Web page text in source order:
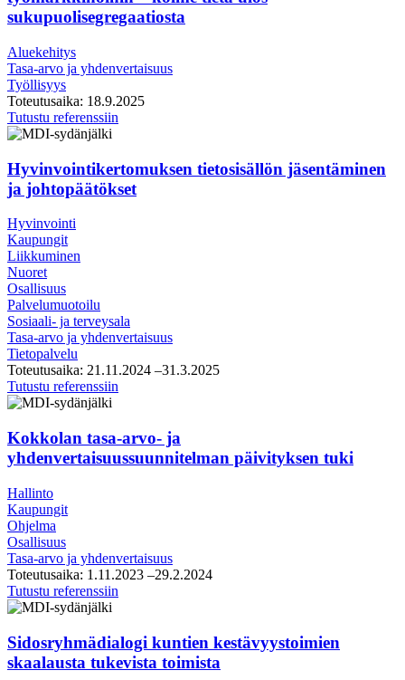
sukupuolisegregaatiosta
Aluekehitys
Tasa-arvo ja yhdenvertaisuus
Työllisyys
Toteutusaika: 18.9.2025
Tutustu referenssiin
töistä
tasa-
arvoisempiin
Hyvinvointikertomuksen tietosisällön jäsentäminen
ja johtopäätökset
Hyvinvointi
Kaupungit
Liikkuminen
Nuoret
Osallisuus
Palvelumuotoilu
Sosiaali- ja terveysala
Tasa-arvo ja yhdenvertaisuus
Tietopalvelu
Toteutusaika: 21.11.2024 –31.3.2025
Tutustu referenssiin
ja
johtopäätökset
Kokkolan tasa-arvo- ja
yhdenvertaisuussuunnitelman päivityksen tuki
Hallinto
Kaupungit
Ohjelma
Osallisuus
Tasa-arvo ja yhdenvertaisuus
Toteutusaika: 1.11.2023 –29.2.2024
Tutustu referenssiin
ja
yhdenvertaisuussuunnitelman
päivityksen
Sidosryhmädialogi kuntien kestävyystoimien
skaalausta tukevista toimista